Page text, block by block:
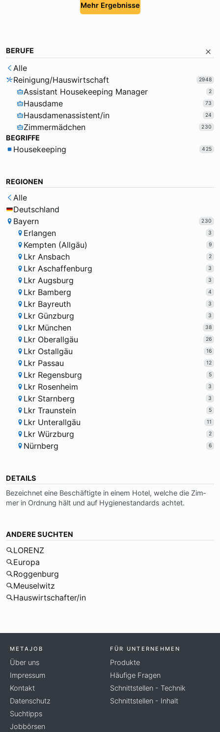
Mehr Ergebnisse
BERUFE
Alle
Reinigung/Hauswirtschaft
2948
Assistant Housekeeping Manager 2
Hausdame 73
Hausdamenassistent/in 24
Zimmermädchen 230
BEGRIFFE
Housekeeping 425
REGIONEN
Alle
Deutschland
Bayern
230
Erlangen 3
Kempten (Allgäu) 9
Lkr Ansbach 2
Lkr Aschaffenburg 3
Lkr Augsburg 3
Lkr Bamberg 4
Lkr Bayreuth 3
Lkr Günzburg 3
Lkr München 38
Lkr Oberallgäu 26
Lkr Ostallgäu 16
Lkr Passau 12
Lkr Regensburg 5
Lkr Rosenheim 3
Lkr Starnberg 3
Lkr Traunstein 5
Lkr Unterallgäu 11
Lkr Würzburg 2
Nürnberg 6
DETAILS
Be­zeich­net ei­ne Be­schäf­tig­te in ei­nem Ho­tel, wel­che die Zim­
mer in Ord­nung hält und auf Hy­gie­ne­stan­dards ach­tet.
ANDERE SUCHTEN
LORENZ
Europa
Roggenburg
Meuselwitz
Hauswirtschafter/in
METAJOB
Über uns
Impressum
Kontakt
Datenschutz
Suchtipps
Jobbörsen
FÜR UNTERNEHMEN
Produkte
Häufige Fragen
Schnittstellen - Technik
Schnittstellen - Inhalt